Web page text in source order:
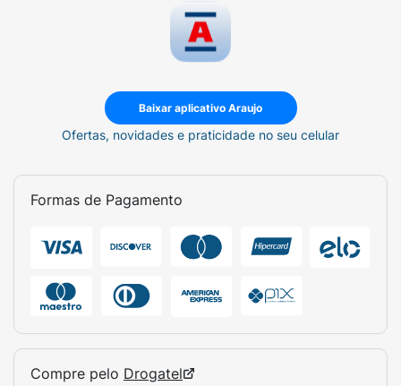
Baixar aplicativo Araujo
Ofertas, novidades e praticidade no seu celular
Formas de Pagamento
Compre pelo Drogatel